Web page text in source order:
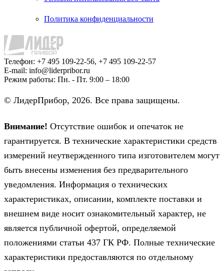
Политика конфиденциальности
Телефон: +7 495 109-22-56, +7 495 109-22-57
E-mail: info@liderpribor.ru
Режим работы: Пн. - Пт. 9:00 – 18:00
© ЛидерПрибор, 2026. Все права защищены.
Внимание! Отсутствие ошибок и опечаток не
гарантируется. В технические характеристики средств
измерений неутвержденного типа изготовителем могут
быть внесены изменения без предварительного
уведомления. Информация о технических
характеристиках, описании, комплекте поставки и
внешнем виде носит ознакомительный характер, не
является публичной офертой, определяемой
положениями статьи 437 ГК РФ. Полные технические
характеристики предоставляются по отдельному